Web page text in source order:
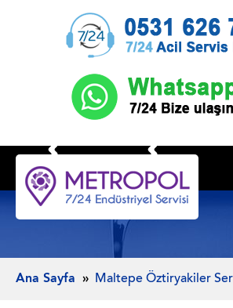
Ana Sayfa Maltepe Öztiryakiler